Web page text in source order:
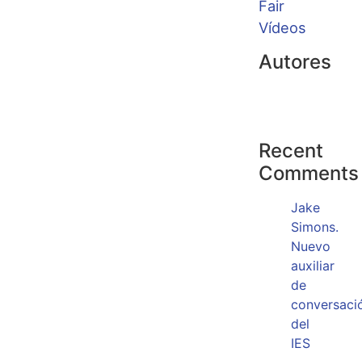
Fair
Vídeos
Autores
Recent
Comments
Jake
Simons.
Nuevo
auxiliar
de
del
IES